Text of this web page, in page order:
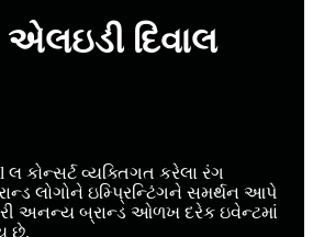
દિવાલ
કોન્સર્ટ વ્યક્તિગત કરેલા રંગ
લોગોને ઇમ્પ્રિન્ટિંગને સમર્થન આપે
અનન્ય બ્રાન્ડ ઓળખ દરેક ઇવેન્ટમાં
છે.